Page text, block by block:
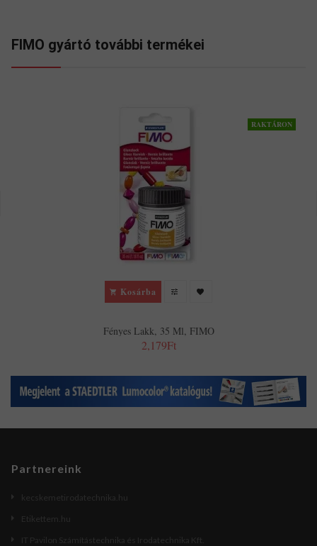
FIMO gyártó további termékei
RAKTÁRON
Kosárba
Fényes Lakk, 35 Ml, FIMO
2,179Ft
Partnereink
kecskemetirodatechnika.hu
Etikettem.hu
IT Pavilon Számítástechnika és Irodatechnika Kft.